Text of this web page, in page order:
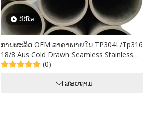
ວິດີໂອ
ການຜະລິດ OEM ລາຄາພາຍໃນ TP304L/Tp316
18/8 Aus Cold Drawn Seamless Stainless
Steel Pipe ຈາກຜູ້ສະຫນອງຈີນ
(0)
ສອບຖາມ